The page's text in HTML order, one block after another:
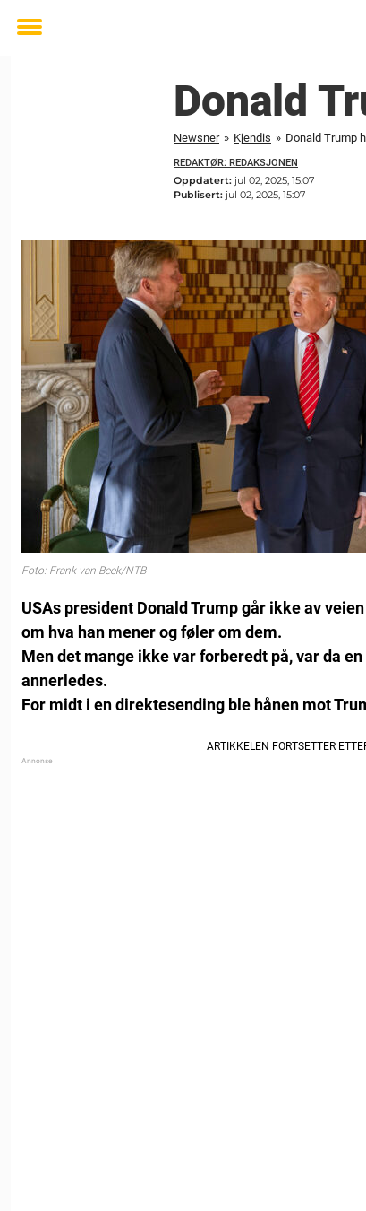
Toggle
Donald
Newsner » Kjendis » Donald Trump
REDAKTØR: REDAKSJONEN
Oppdatert: jul 02, 2025, 15:07
Publisert: jul 02, 2025, 15:07
Foto: Frank van Beek/NTB
USAs president Donald Trump går ikke av
om hva han mener og føler om dem.
Men det mange ikke var forberedt på, var da
annerledes.
For midt i en direktesending ble hånen mot